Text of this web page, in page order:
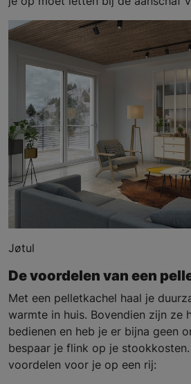
Jøtul
De voordelen van een
Met een pelletkachel haal je
warmte in huis. Bovendien zijn ze
bedienen en heb je er bijna geen
bespaar je flink op je
voordelen voor je op een rij: